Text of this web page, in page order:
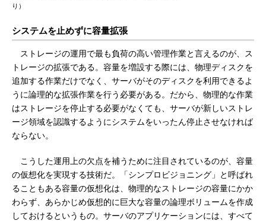
り）
システムを止めずに容量拡張
ストレージの運用で最も負荷の高い管理作業と言えるのが、ス
トレージの拡張である。容量を増設する際には、物理ディスクを
追加する作業だけでなく、サーバがそのディスクを利用できるよ
うに論理的な拡張作業を行う必要がある。だから、物理的な作業
はストレージを停止する必要がなくても、サーバが新しいストレ
ージ領域を認識するようにシステムをいったん停止させなければ
ならない。
こうした運用上の欠点を補うために注目されているのが、容量
の仮想化を実現する技術だ。「シンプロビジョニング」と呼ばれ
ることもある容量の仮想化は、物理的なストレージの容量にかか
わらず、あらかじめ仮想的に巨大な容量の論理ボリュームを作成
しておけるというもの。サーバのアプリケーションには、すべて